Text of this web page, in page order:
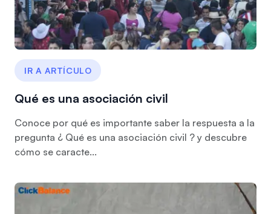
IR A ARTÍCULO
Qué es una asociación civil
Conoce por qué es importante saber la respuesta a la
pregunta ¿ Qué es una asociación civil ? y descubre
cómo se caracte...